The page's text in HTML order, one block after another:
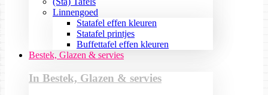
Linnengoed
Statafel effen kleuren
Statafel printjes
Buffettafel effen kleuren
Bestek, Glazen & servies
In Bestek, Glazen & servies